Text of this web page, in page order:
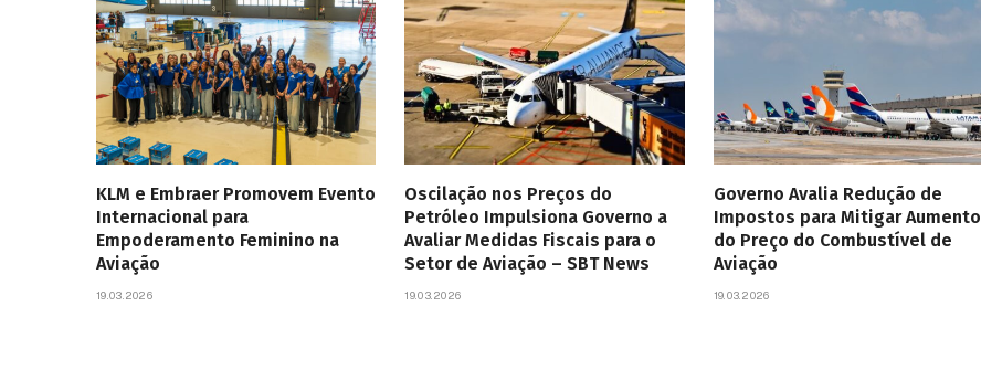
KLM e Embraer Promovem Evento
Internacional para
Empoderamento Feminino na
Aviação
19.03.2026
Oscilação nos Preços do
Petróleo Impulsiona Governo a
Avaliar Medidas Fiscais para o
Setor de Aviação – SBT News
19.03.2026
Governo Avalia Redução de
Impostos para Mitigar Aumento
do Preço do Combustível de
Aviação
19.03.2026